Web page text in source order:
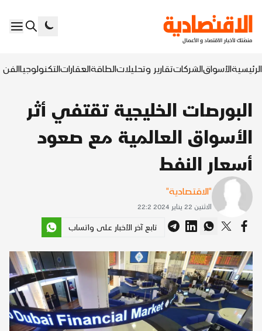
الرئيسيةالأسواقالشركاتتقارير وتحليلاتالطاقةالعقاراتالتكنولوجياالفن
البورصات الخليجية تقتفي أثر
الأسواق العالمية مع صعود
أسعار النفط
"الاقتصادية"
الاثنين 22 يناير 2024 22:2
تابع آخر الأخبار على واتساب